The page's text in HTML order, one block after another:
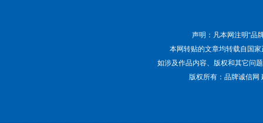
声明：凡本网注明“品
本网转贴的文章均转载自国
如涉及作品内容、版权和其它问
版权所有：品牌诚信